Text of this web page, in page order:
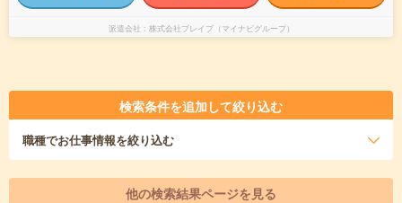
派遣会社 株式会社ブレイブ（マイナビグループ）
検索条件を追加して絞り込む
職種でお仕事情報を絞り込む
他の検索結果ページを見る